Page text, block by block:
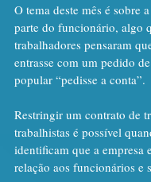
O tema deste mês é sobre
parte do funcionário, algo
trabalhadores pensaram
entrasse com um pedido
popular “pedisse a conta”.
Restringir um contrato de
trabalhistas é possível
identificam que a empresa
relação aos funcionários e